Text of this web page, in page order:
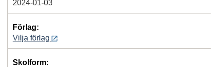
2024-01-03
Förlag:
Vilja förlag
Skolform: